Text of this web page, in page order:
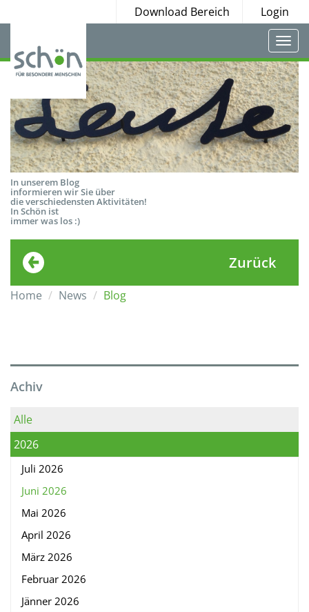
Download Bereich Login
In unserem Blog
informieren wir Sie über
die verschiedensten Aktivitäten!
In Schön ist
immer was los :)
Zurück
Home News Blog
Achiv
Alle
2026
Juli 2026
Juni 2026
Mai 2026
April 2026
März 2026
Februar 2026
Jänner 2026